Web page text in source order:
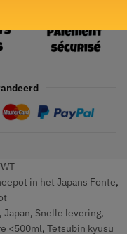
in het Japans Fonte,
, Japan, Snelle levering,
<500ml, Tetsubin kyusu